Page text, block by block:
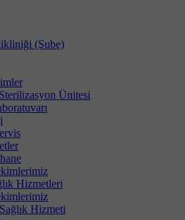
(Şube)
Ünitesi
Hizmetleri
Hizmeti